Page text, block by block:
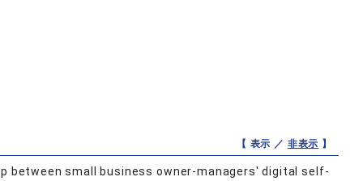
【 表示 ／ 非表示 】
between small business owner-managers' digital self-